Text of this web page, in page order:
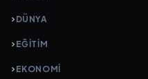
DÜNYA
EĞİTİM
EKONOMİ